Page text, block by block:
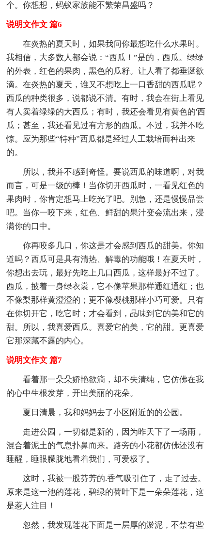
个。你想想，蚂蚁家族能不繁荣昌盛吗？
说明文作文 篇6
在炎热的夏天时，如果我问你最想吃什么水果时。
我相信，大多数人都会说：“西瓜！”是的，西瓜。绿绿
的外表，红色的果肉，黑色的瓜籽。让人看了都垂涎欲
滴。在炎热的夏天，谁又不想吃上一口香甜的西瓜呢？
西瓜的种类很多，说都说不清。有时，我会在街上看见
有人卖着绿绿的大西瓜；有时，我还会看见有黄色的'西
瓜；甚至，我还看见过有方形的西瓜。不过，我并不吃
惊。应为那些“特种”西瓜都是经过人工栽培而种出来
的。
所以，我并不感到奇怪。要说西瓜的味道啊，对我
而言，可是一级的棒！当你切开西瓜时，一看见红色的
果肉时，你肯定想马上吃光了吧。别急，还是慢慢品尝
吧。当你一咬下来，红色、鲜甜的果汁变会流出来，浸
满你的口中。
你再咬多几口，你这是才会感到西瓜的甜美。你知
道吗？西瓜可是具有清热、解毒的功能哦！在夏天时，
你想出去玩，最好先吃上几口西瓜，这样最好不过了。
西瓜，披着一身绿衣裳，它不像苹果那样通红通红；也
不像梨那样黄澄澄的；更不像樱桃那样小巧可爱。只有
在你切开它，吃它时；才会看到，品味到它的美和它的
甜。所以，我喜爱西瓜。喜爱它的美，它的甜。更喜爱
它那深藏不露的内心。
说明文作文 篇7
看着那一朵朵娇艳欲滴，却不失清纯，它仿佛在我
的心中生根发芽，开出美丽的花朵。
夏日清晨，我和妈妈去了小区附近的的公园。
走进公园，一切都是新的，因为昨天下了一场雨，
混合着泥土的气息扑鼻而来。路旁的小花都仿佛还没有
睡醒，睡眼朦胧地看着我们，可爱极了。
这时，我被一股芬芳的.香气吸引住了，走了过去。
原来是这一池的莲花，碧绿的荷叶下是一朵朵莲花，这
是惹人注目！
忽然，我发现莲花下面是一层厚的淤泥，不禁有些